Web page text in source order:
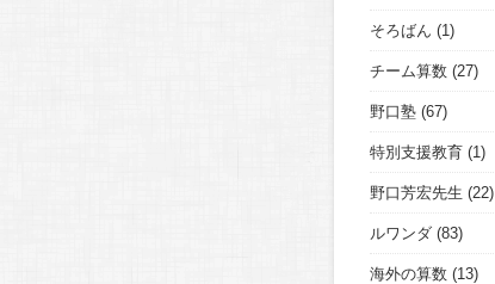
そろばん (1)
チーム算数 (27)
野口塾 (67)
特別支援教育 (1)
野口芳宏先生 (22)
ルワンダ (83)
海外の算数 (13)